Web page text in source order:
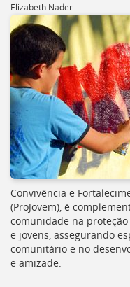
do
Portal
[]
Ir
para
o
Portal
de
Serviços
[]
Ir
para
a
lista
de
secretarias
[]
Ir
para
Elizabeth Nader
Convivência e
(ProJovem), é
comunidade na
e jovens, assegurando
comunitário e no
e amizade.